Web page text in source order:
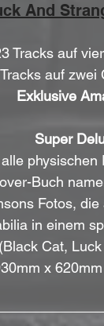
And
Tracks auf
auf
Exklusive
Super
Buch
Fotos,
in einem
Cat,
x